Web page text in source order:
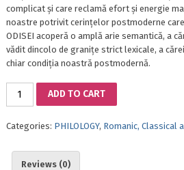
complicat și care reclamă efort și energie
noastre potrivit cerințelor postmoderne
ODISEI acoperă o amplă arie semantică, a
vădit dincolo de granițe strict lexicale, a
chiar condiția noastră postmodernă.
ITINERARIES
ADD TO CART
Categories: PHILOLOGY, Romanic, Classical
Reviews (0)